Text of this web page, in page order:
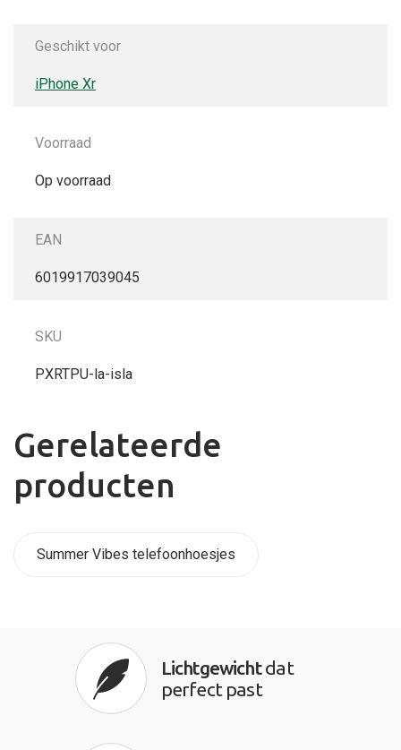
Geschikt voor
iPhone Xr
Voorraad
Op voorraad
EAN
6019917039045
SKU
PXRTPU-la-isla
Gerelateerde
producten
Summer Vibes telefoonhoesjes
Lichtgewichtdat
perfect past